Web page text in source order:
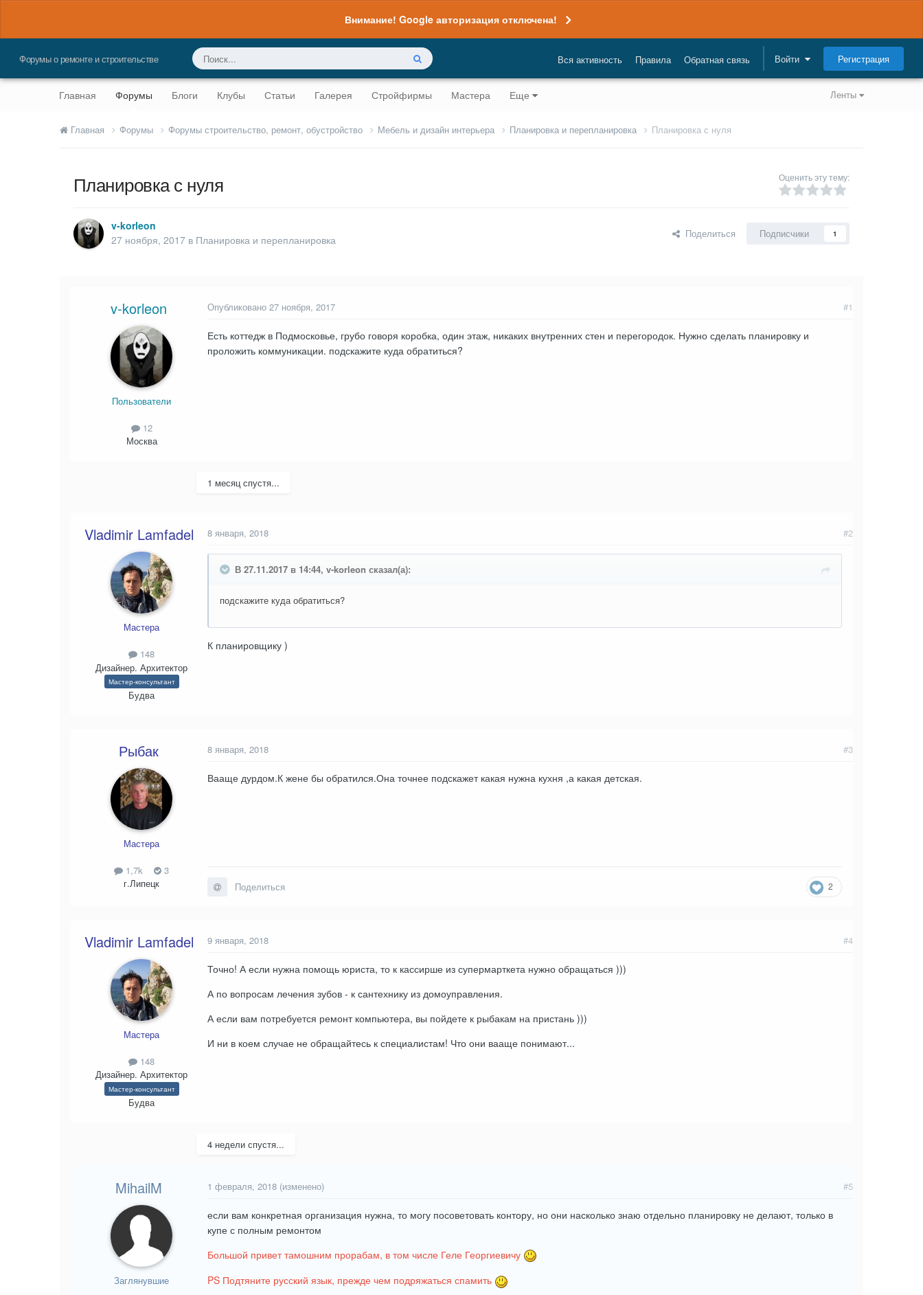
Внимание! Google авторизация отключена!
Форумы о ремонте и строительстве Вся активность Правила Обратная связь Войти Регистрация
Ленты
Главная Форумы Блоги Клубы Статьи Галерея Стройфирмы Мастера Еще
Главная Форумы Форумы строительство, ремонт, обустройство Мебель и дизайн интерьера Планировка и перепланировка Планировка с нуля
Планировка с нуля Оценить эту тему:
v-korleon
27 ноября, 2017 в Планировка и перепланировка Поделиться Подписчики 1
v-korleon
Пользователи
12
Москва
#1
Опубликовано 27 ноября, 2017
Есть коттедж в Подмосковье, грубо говоря коробка, один этаж, никаких внутренних стен и перегородок. Нужно сделать планировку и
проложить коммуникации. подскажите куда обратиться?
1 месяц спустя...
Vladimir Lamfadel
Мастера
148
Дизайнер. Архитектор
Мастер-консультант
Будва
#2
8 января, 2018
В 27.11.2017 в 14:44, v-korleon сказал(а):
подскажите куда обратиться?
К планировщику )
Рыбак
Мастера
1,7k
3
г.Липецк
#3
8 января, 2018
Вааще дурдом.К жене бы обратился.Она точнее подскажет какая нужна кухня ,а какая детская.
2
Поделиться
Vladimir Lamfadel
Мастера
148
Дизайнер. Архитектор
Мастер-консультант
Будва
#4
9 января, 2018
Точно! А если нужна помощь юриста, то к кассирше из супермарткета нужно обращаться )))
А по вопросам лечения зубов - к сантехнику из домоуправления.
А если вам потребуется ремонт компьютера, вы пойдете к рыбакам на пристань )))
И ни в коем случае не обращайтесь к специалистам! Что они вааще понимают...
4 недели спустя...
MihailM
Заглянувшие
#5
1 февраля, 2018 (изменено)
если вам конкретная организация нужна, то могу посоветовать контору, но они насколько знаю отдельно планировку не делают, только в
купе с полным ремонтом
Большой привет тамошним прорабам, в том числе Геле Георгиевичу
PS Подтяните русский язык, прежде чем подряжаться спамить